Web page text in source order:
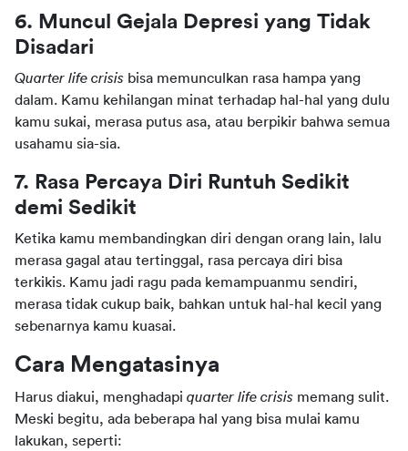
6. Muncul Gejala Depresi yang Tidak
Disadari
Quarter life crisis bisa memunculkan rasa hampa yang
dalam. Kamu kehilangan minat terhadap hal-hal yang dulu
kamu sukai, merasa putus asa, atau berpikir bahwa semua
usahamu sia-sia.
7. Rasa Percaya Diri Runtuh Sedikit
demi Sedikit
Ketika kamu membandingkan diri dengan orang lain, lalu
merasa gagal atau tertinggal, rasa percaya diri bisa
terkikis. Kamu jadi ragu pada kemampuanmu sendiri,
merasa tidak cukup baik, bahkan untuk hal-hal kecil yang
sebenarnya kamu kuasai.
Cara Mengatasinya
Harus diakui, menghadapi quarter life crisis memang sulit.
Meski begitu, ada beberapa hal yang bisa mulai kamu
lakukan, seperti: